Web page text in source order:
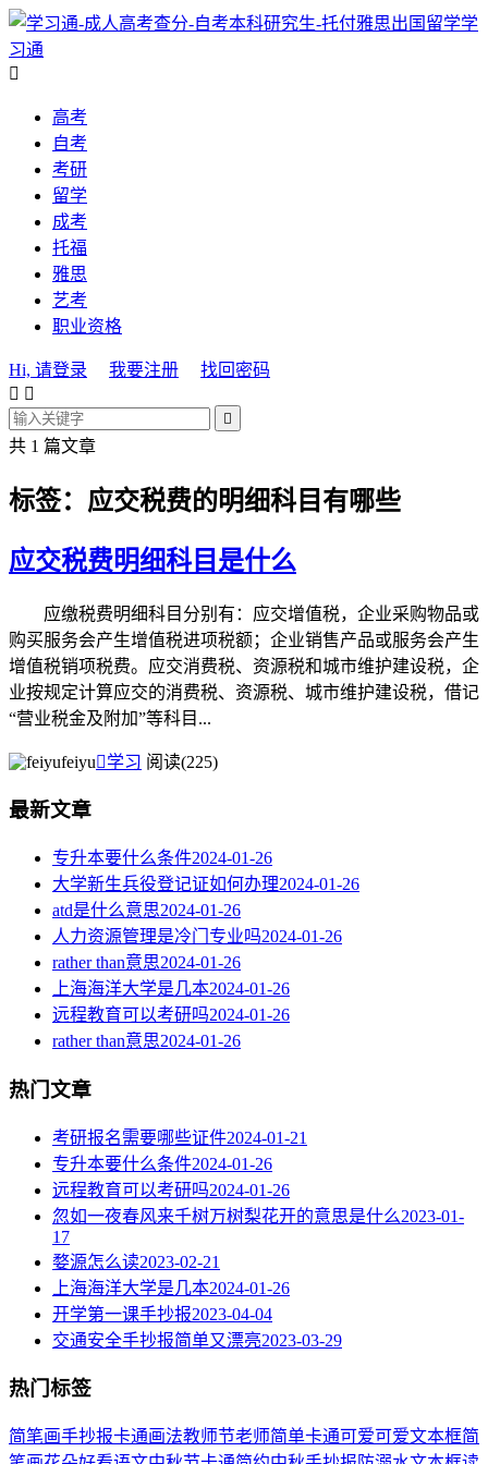
学
习通

高考
自考
考研
留学
成考
托福
雅思
艺考
职业资格
Hi, 请登录 我要注册
找回密码
 

共 1 篇文章
标签：应交税费的明细科目有哪些
应交税费明细科目是什么
应缴税费明细科目分别有：应交增值税，企业采购物品或
购买服务会产生增值税进项税额；企业销售产品或服务会产生
增值税销项税费。应交消费税、资源税和城市维护建设税，企
业按规定计算应交的消费税、资源税、城市维护建设税，借记
“营业税金及附加”等科目...
feiyu学习 阅读(225)
最新文章
专升本要什么条件2024-01-26
大学新生兵役登记证如何办理2024-01-26
atd是什么意思2024-01-26
人力资源管理是冷门专业吗2024-01-26
rather than意思2024-01-26
上海海洋大学是几本2024-01-26
远程教育可以考研吗2024-01-26
rather than意思2024-01-26
热门文章
考研报名需要哪些证件2024-01-21
专升本要什么条件2024-01-26
远程教育可以考研吗2024-01-26
忽如一夜春风来千树万树梨花开的意思是什么2023-01-
17
婺源怎么读2023-02-21
上海海洋大学是几本2024-01-26
开学第一课手抄报2023-04-04
交通安全手抄报简单又漂亮2023-03-29
热门标签
简笔画手抄报卡通画法教师节老师简单卡通可爱可爱文本框简